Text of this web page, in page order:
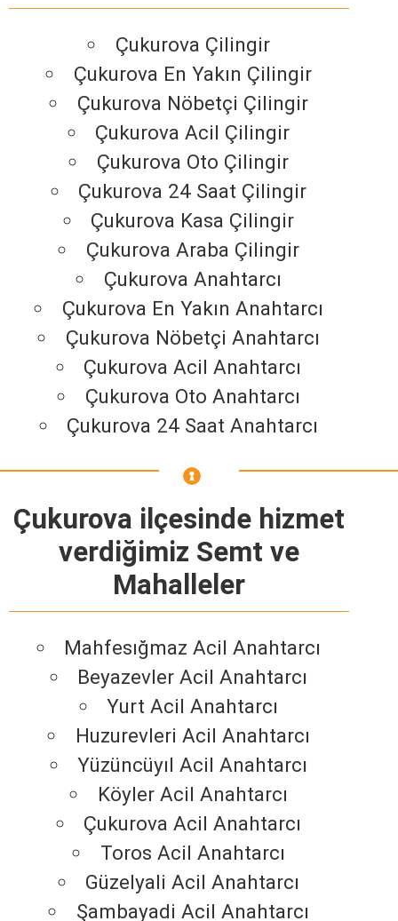
Çukurova Çilingir
Çukurova En Yakın Çilingir
Çukurova Nöbetçi Çilingir
Çukurova Acil Çilingir
Çukurova Oto Çilingir
Çukurova 24 Saat Çilingir
Çukurova Kasa Çilingir
Çukurova Araba Çilingir
Çukurova Anahtarcı
Çukurova En Yakın Anahtarcı
Çukurova Nöbetçi Anahtarcı
Çukurova Acil Anahtarcı
Çukurova Oto Anahtarcı
Çukurova 24 Saat Anahtarcı
Çukurova ilçesinde hizmet
verdiğimiz Semt ve
Mahalleler
Mahfesığmaz Acil Anahtarcı
Beyazevler Acil Anahtarcı
Yurt Acil Anahtarcı
Huzurevleri Acil Anahtarcı
Yüzüncüyıl Acil Anahtarcı
Köyler Acil Anahtarcı
Çukurova Acil Anahtarcı
Toros Acil Anahtarcı
Güzelyali Acil Anahtarcı
Şambayadi Acil Anahtarcı